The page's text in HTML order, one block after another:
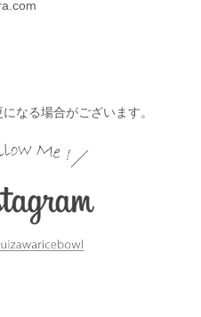
窯 ストレートミニマグカッ
しました♪オーバルサラダト
なる場合がございます。